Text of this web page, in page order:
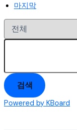
마지막
검색
Powered by KBoard